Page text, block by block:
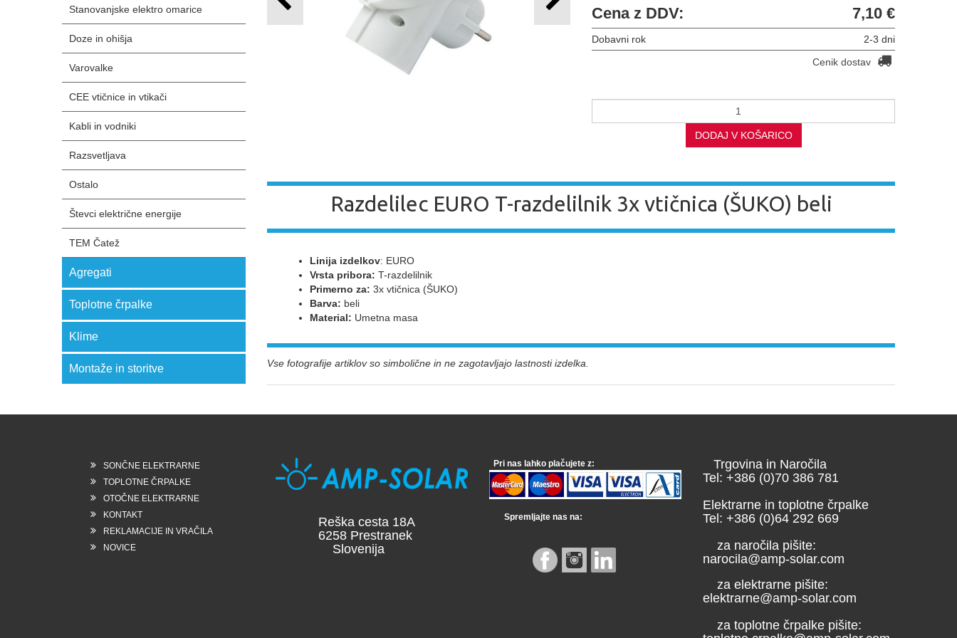
Stanovanjske elektro omarice
Doze in ohišja
Varovalke
CEE vtičnice in vtikači
Kabli in vodniki
Razsvetljava
Ostalo
Števci električne energije
TEM Čatež
Agregati
Toplotne črpalke
Klime
Montaže in storitve
Cena z DDV: 7,10 €
Dobavni rok
2-3 dni
Cenik dostav
DODAJ V KOŠARICO
Razdelilec EURO T-razdelilnik 3x vtičnica (ŠUKO) beli
Linija izdelkov: EURO
Vrsta pribora: T-razdelilnik
Primerno za: 3x vtičnica (ŠUKO)
Barva: beli
Material: Umetna masa
Vse fotografije artiklov so simbolične in ne zagotavljajo lastnosti izdelka.
SONČNE ELEKTRARNE
TOPLOTNE ČRPALKE
OTOČNE ELEKTRARNE
KONTAKT
REKLAMACIJE IN VRAČILA
NOVICE
Reška cesta 18A
6258 Prestranek
Slovenija
Pri nas lahko plačujete z:
Spremljajte nas na:
Trgovina in Naročila
Tel: +386 (0)70 386 781
Elektrarne in toplotne črpalke
Tel: +386 (0)64 292 669
za naročila pišite:
narocila@amp-solar.com
za elektrarne pišite:
elektrarne@amp-solar.com
za toplotne črpalke pišite: